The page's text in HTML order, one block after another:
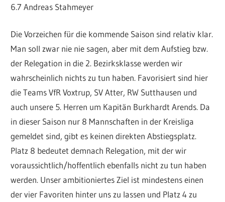
6.7 Andreas Stahmeyer
Die Vorzeichen für die kommende Saison sind relativ klar.
Man soll zwar nie nie sagen, aber mit dem Aufstieg bzw.
der Relegation in die 2. Bezirksklasse werden wir
wahrscheinlich nichts zu tun haben. Favorisiert sind hier
die Teams VfR Voxtrup, SV Atter, RW Sutthausen und
auch unsere 5. Herren um Kapitän Burkhardt Arends. Da
in dieser Saison nur 8 Mannschaften in der Kreisliga
gemeldet sind, gibt es keinen direkten Abstiegsplatz.
Platz 8 bedeutet demnach Relegation, mit der wir
voraussichtlich/hoffentlich ebenfalls nicht zu tun haben
werden. Unser ambitioniertes Ziel ist mindestens einen
der vier Favoriten hinter uns zu lassen und Platz 4 zu